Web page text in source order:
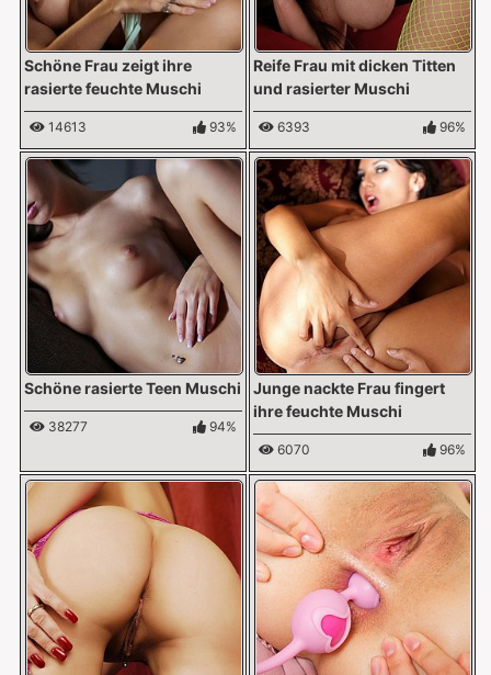
Schöne Frau zeigt ihre
rasierte feuchte Muschi
14613 93%
Reife Frau mit dicken Titten
und rasierter Muschi
6393 96%
Schöne rasierte Teen Muschi
38277 94%
Junge nackte Frau fingert
ihre feuchte Muschi
6070 96%